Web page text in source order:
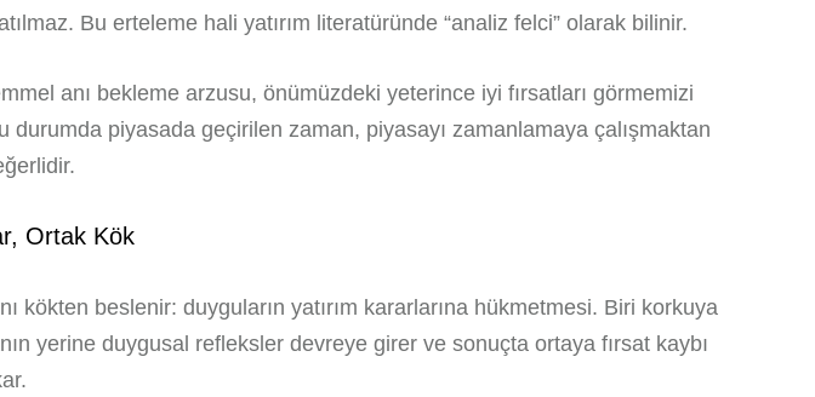
Bu erteleme hali yatırım literatüründe “analiz felci” olarak bilinir.
anı bekleme arzusu, önümüzdeki yeterince iyi fırsatları görmemizi
piyasada geçirilen zaman, piyasayı zamanlamaya çalışmaktan
Ortak Kök
kökten beslenir: duyguların yatırım kararlarına hükmetmesi. Biri korkuya
yerine duygusal refleksler devreye girer ve sonuçta ortaya fırsat kaybı